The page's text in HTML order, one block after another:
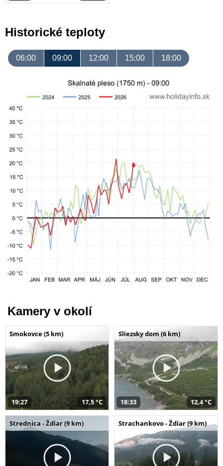
Historické teploty
06:00 09:00 12:00 15:00 18:00
Kamery v okolí
Smokovce (5 km)
19:27 17,5 °C
Sliezsky dom (6 km)
18:33 12,4 °C
Strednica - Ždiar (9 km) Strachankovo - Ždiar (9 km)